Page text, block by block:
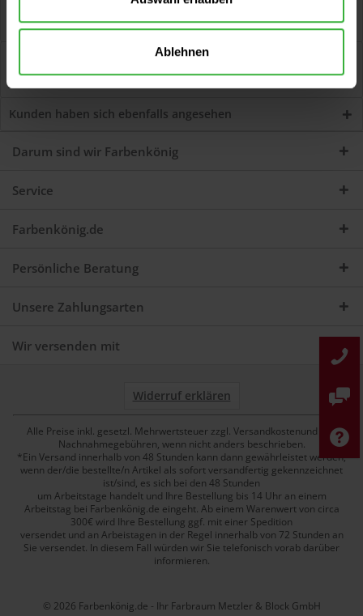
Ablehnen
überstreichbar nach 3 Stunden, für Eisen, Zink,...mehr
Jetzt Bewertungen zum Artikel lesen...mehr
Kunden haben sich ebenfalls angesehen
Darum sind wir Farbenkönig
Service
Farbenkönig.de
Persönliche Beratung
Unsere Zahlungsarten
Wir versenden mit
Widerruf erklären
Alle Preise inkl. gesetzl. Mehrwertsteuer zzgl. Versandkostenund ggf.
Nachnahmegebühren, wenn nicht anders beschrieben.
*Ein Versand innerhalb von 48 Stunden kann dann gewährleistet werden,
wenn der/die bestellte/n Artikel als sofort versandfertig gekennzeichnet
ist/sind, es sich bei den 48 Stunden
um Arbeitstage handelt und Ihre Bestellung bis 14 Uhr an einem
Arbeitstag bei Farbenkönig.de eingeht. Ab einem Warenwert von circa
300€ wird Ihre Bestellung ggf. mit einer Spedition
versendet und an Arbeistagen in der Regel innerhalb von 72 Stunden an
Sie versendet. In diesem Fall würden wir Sie telefonisch vorab darüber
informieren.
© 2026 Farbenkönig.de - Ihr Farbraum Metzler & Block GmbH